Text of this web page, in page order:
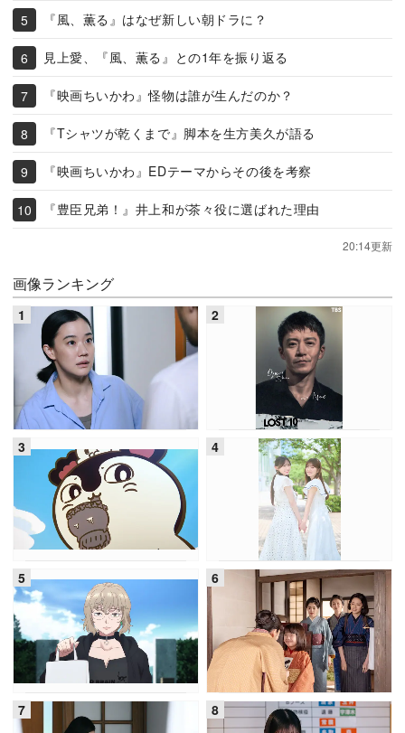
『風、薫る』はなぜ新しい朝ドラに？
見上愛、『風、薫る』との1年を振り返る
『映画ちいかわ』怪物は誰が生んだのか？
『Tシャツが乾くまで』脚本を生方美久が語る
『映画ちいかわ』EDテーマからその後を考察
『豊臣兄弟！』井上和が茶々役に選ばれた理由
20:14更新
画像ランキング